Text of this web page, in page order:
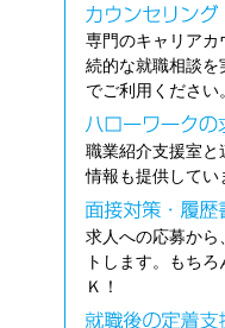
専門のキャリアカ
続的な就職相談を
でご利用ください。
職業紹介支援室と
情報も提供してい
求人への応募から
トします。もち
Ｋ！